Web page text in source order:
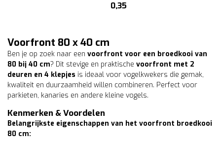
0,35
Voorfront 80 x 40 cm
Ben je op zoek naar een voorfront voor een broedkooi van
80 bij 40 cm? Dit stevige en praktische voorfront met 2
deuren en 4 klepjes is ideaal voor vogelkwekers die gemak,
kwaliteit en duurzaamheid willen combineren. Perfect voor
parkieten, kanaries en andere kleine vogels.
Kenmerken & Voordelen
Belangrijkste eigenschappen van het voorfront broedkooi
80 cm: